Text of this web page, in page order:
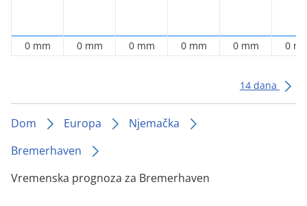
0 mm 0 mm 0 mm 0 mm 0 mm 0
14 dana
Dom Europa
Njemačka
Bremerhaven
Vremenska prognoza za Bremerhaven